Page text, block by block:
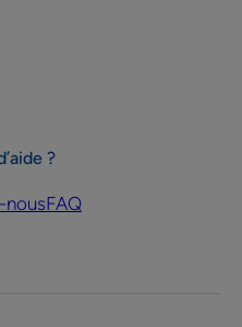
?
nousFAQ